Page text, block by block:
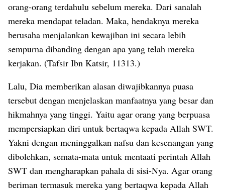
orang-orang terdahulu sebelum mereka. Dari sanalah
mereka mendapat teladan. Maka, hendaknya mereka
berusaha menjalankan kewajiban ini secara lebih
sempurna dibanding dengan apa yang telah mereka
kerjakan. (Tafsir Ibn Katsir, 11313.)
Lalu, Dia memberikan alasan diwajibkannya puasa
tersebut dengan menjelaskan manfaatnya yang besar dan
hikmahnya yang tinggi. Yaitu agar orang yang berpuasa
mempersiapkan diri untuk bertaqwa kepada Allah SWT.
Yakni dengan meninggalkan nafsu dan kesenangan yang
dibolehkan, semata-mata untuk mentaati perintah Allah
SWT dan mengharapkan pahala di sisi-Nya. Agar orang
beriman termasuk mereka yang bertaqwa kepada Allah